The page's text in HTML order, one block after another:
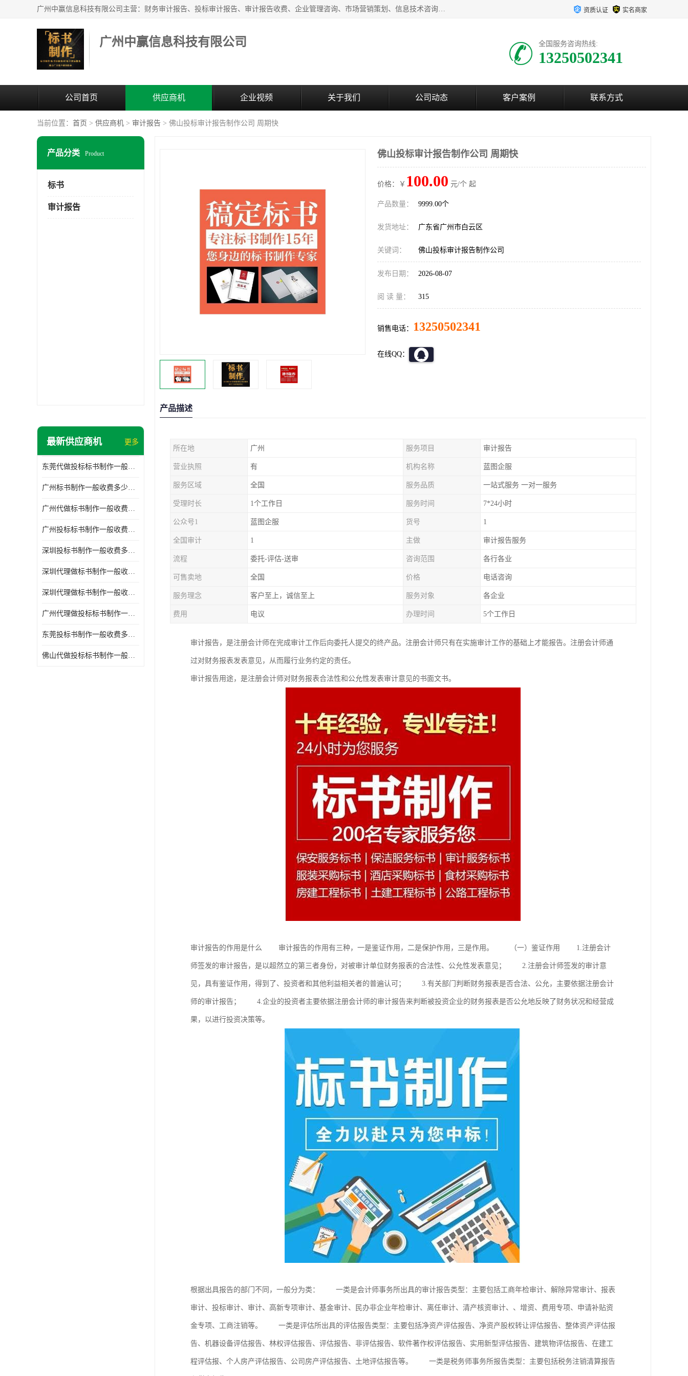
广州中赢信息科技有限公司主营：财务审计报告、投标审计报告、审计报告收费、企业管理咨询、市场营销策划、信息技术咨询服务、广告制作、会议及展览服务、软件开发 资质认证 实名商家
广州中赢信息科技有限公司 全国服务咨询热线:
13250502341
公司首页 供应商机 企业视频 关于我们 公司动态 客户案例 联系方式
当前位置： 首页 > 供应商机 > 审计报告 > 佛山投标审计报告制作公司 周期快
产品分类 Product
标书
审计报告
最新供应商机 更多
东莞代做投标标书制作一般收费多少钱 服务好
广州标书制作一般收费多少钱 周期快
广州代做标书制作一般收费多少钱 经验丰富
广州投标标书制作一般收费多少钱 一对一服务
深圳投标书制作一般收费多少钱 代写各类工程
深圳代理做标书制作一般收费多少钱 满足客户需求
深圳代理做标书制作一般收费多少钱 诚信合作
广州代理做投标标书制作一般收费多少钱 满足客户需求
东莞投标书制作一般收费多少钱 服务好
佛山代做投标标书制作一般收费多少钱 经验丰富
佛山投标审计报告制作公司 周期快
价格：￥ 100.00 元/个 起
产品数量： 9999.00个
发货地址： 广东省广州市白云区
关键词： 佛山投标审计报告制作公司
发布日期： 2026-08-07
阅 读 量： 315
销售电话： 13250502341
在线QQ：
产品描述
所在地 广州 服务项目 审计报告
营业执照 有 机构名称 蓝图企服
服务区域 全国 服务品质 一站式服务 一对一服务
受理时长 1个工作日 服务时间 7*24小时
公众号1 蓝图企服 货号 1
全国审计 1 主做 审计报告服务
流程 委托-评估-送审 咨询范围 各行各业
可售卖地 全国 价格 电话咨询
服务理念 客户至上，诚信至上 服务对象 各企业
费用 电议 办理时间 5个工作日
审计报告，是注册会计师在完成审计工作后向委托人提交的终产品。注册会计师只有在实施审计工作的基础上才能报告。注册会计师通
过对财务报表发表意见，从而履行业务约定的责任。
审计报告用途，是注册会计师对财务报表合法性和公允性发表审计意见的书面文书。
审计报告的作用是什么 审计报告的作用有三种，一是鉴证作用，二是保护作用，三是作用。 （一）鉴证作用 1.注册会计
师签发的审计报告，是以超然立的第三者身份，对被审计单位财务报表的合法性、公允性发表意见； 2.注册会计师签发的审计意
见，具有鉴证作用，得到了、投资者和其他利益相关者的普遍认可； 3.有关部门判断财务报表是否合法、公允，主要依据注册会计
师的审计报告； 4.企业的投资者主要依据注册会计师的审计报告来判断被投资企业的财务报表是否公允地反映了财务状况和经营成
果，以进行投资决策等。
根据出具报告的部门不同，一般分为类： 一类是会计师事务所出具的审计报告类型：主要包括工商年检审计、解除异常审计、报表
审计、投标审计、审计、高新专项审计、基金审计、民办非企业年检审计、离任审计、清产核资审计、、增资、费用专项、申请补贴资
金专项、工商注销等。 一类是评估所出具的评估报告类型：主要包括净资产评估报告、净资产股权转让评估报告、整体资产评估报
告、机器设备评估报告、林权评估报告、评估报告、非评估报告、软件著作权评估报告、实用新型评估报告、建筑物评估报告、在建工
程评估报、个人房产评估报告、公司房产评估报告、土地评估报告等。 一类是税务师事务所报告类型：主要包括税务注销清算报告